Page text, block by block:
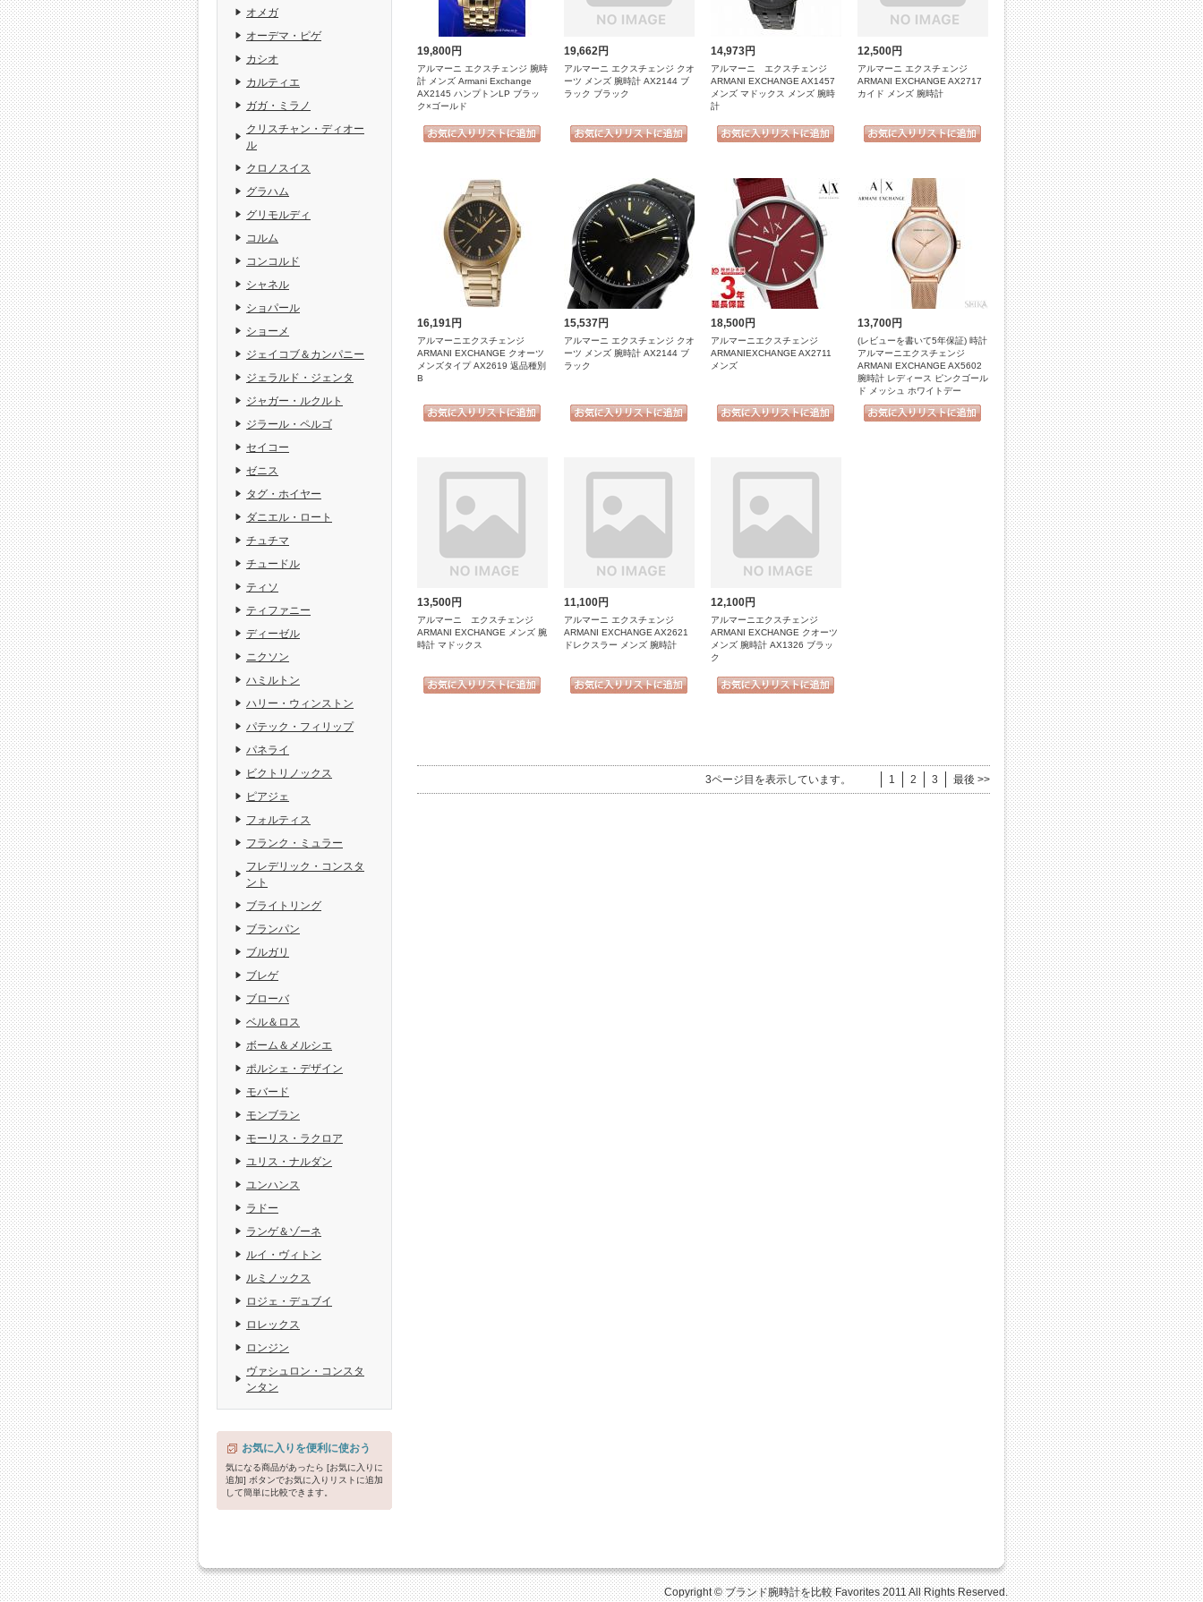
19,800円 19,662円 14,973円 12,500円
アルマーニ エクスチェンジ 腕時
計 メンズ Armani Exchange
AX2145 ハンプトンLP ブラッ
ク×ゴールド
アルマーニ エクスチェンジ クオ
ーツ メンズ 腕時計 AX2144 ブ
ラック ブラック
アルマーニ エクスチェンジ
ARMANI EXCHANGE AX1457
メンズ マドックス メンズ 腕時
計
アルマーニ エクスチェンジ
ARMANI EXCHANGE AX2717
カイド メンズ 腕時計
16,191円 15,537円 18,500円 13,700円
アルマーニエクスチェンジ
ARMANI EXCHANGE クオーツ
メンズタイプ AX2619 返品種別
B
アルマーニ エクスチェンジ クオ
ーツ メンズ 腕時計 AX2144 ブ
ラック
アルマーニエクスチェンジ
ARMANIEXCHANGE AX2711
メンズ
(レビューを書いて5年保証) 時計
アルマーニエクスチェンジ
ARMANI EXCHANGE AX5602
腕時計 レディース ピンクゴール
ド メッシュ ホワイトデー
13,500円 11,100円 12,100円
アルマーニ エクスチェンジ
ARMANI EXCHANGE メンズ 腕
時計 マドックス
アルマーニ エクスチェンジ
ARMANI EXCHANGE AX2621
ドレクスラー メンズ 腕時計
アルマーニエクスチェンジ
ARMANI EXCHANGE クオーツ
メンズ 腕時計 AX1326 ブラッ
ク
3ページ目を表示しています。 1 2 3 最後 >>
オメガ
オーデマ・ピゲ
カシオ
カルティエ
ガガ・ミラノ
クリスチャン・ディオー
ル
クロノスイス
グラハム
グリモルディ
コルム
コンコルド
シャネル
ショパール
ショーメ
ジェイコブ＆カンパニー
ジェラルド・ジェンタ
ジャガー・ルクルト
ジラール・ペルゴ
セイコー
ゼニス
タグ・ホイヤー
ダニエル・ロート
チュチマ
チュードル
ティソ
ティファニー
ディーゼル
ニクソン
ハミルトン
ハリー・ウィンストン
パテック・フィリップ
パネライ
ビクトリノックス
ピアジェ
フォルティス
フランク・ミュラー
フレデリック・コンスタ
ント
ブライトリング
ブランパン
ブルガリ
ブレゲ
ブローバ
ベル＆ロス
ボーム＆メルシエ
ポルシェ・デザイン
モバード
モンブラン
モーリス・ラクロア
ユリス・ナルダン
ユンハンス
ラドー
ランゲ＆ゾーネ
ルイ・ヴィトン
ルミノックス
ロジェ・デュブイ
ロレックス
ロンジン
ヴァシュロン・コンスタ
ンタン
お気に入りを便利に使おう
気になる商品があったら [お気に入りに
追加] ボタンでお気に入りリストに追加
して簡単に比較できます。
Copyright © ブランド腕時計を比較 Favorites 2011 All Rights Reserved.